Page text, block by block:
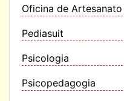
Oficina de Artesanato
Pediasuit
Psicologia
Psicopedagogia